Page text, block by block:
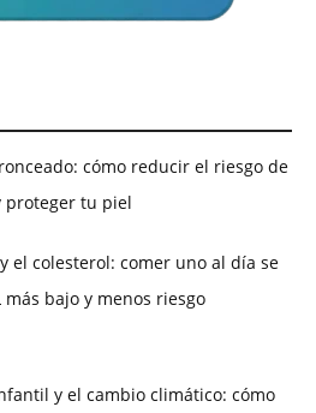
cómo reducir el riesgo de
proteger tu piel
el colesterol: comer uno al día se
más bajo y menos riesgo
y el cambio climático: cómo